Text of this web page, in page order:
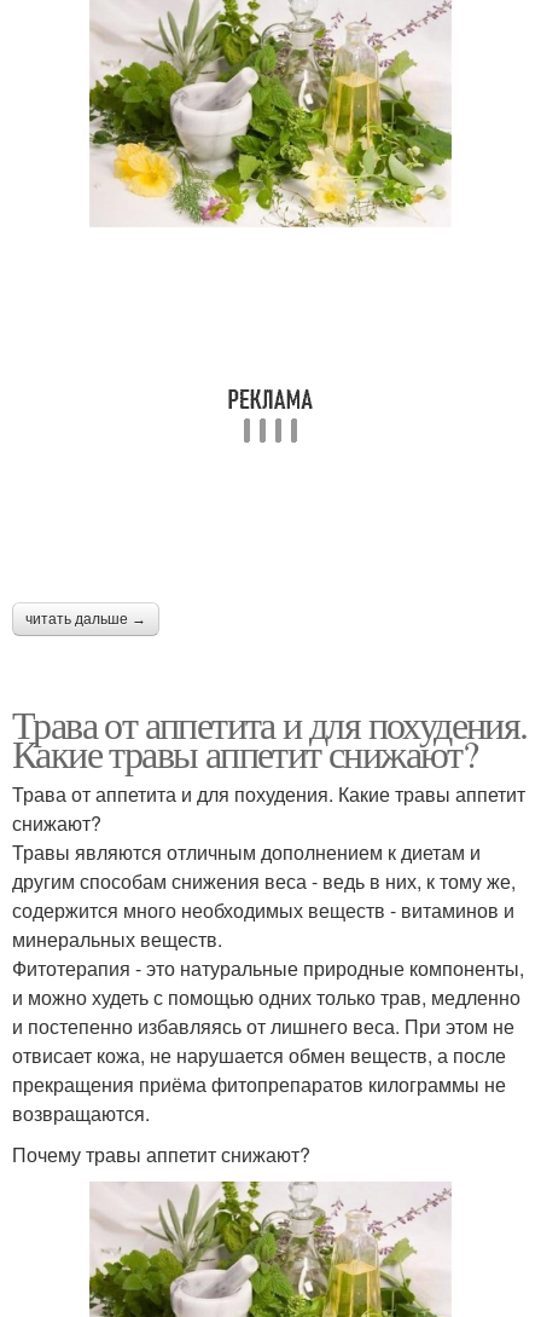
читать дальше →
Трава от аппетита и для похудения.
Какие травы аппетит снижают?
Трава от аппетита и для похудения. Какие травы аппетит
снижают?
Травы являются отличным дополнением к диетам и
другим способам снижения веса - ведь в них, к тому же,
содержится много необходимых веществ - витаминов и
минеральных веществ.
Фитотерапия - это натуральные природные компоненты,
и можно худеть с помощью одних только трав, медленно
и постепенно избавляясь от лишнего веса. При этом не
отвисает кожа, не нарушается обмен веществ, а после
прекращения приёма фитопрепаратов килограммы не
возвращаются.
Почему травы аппетит снижают?